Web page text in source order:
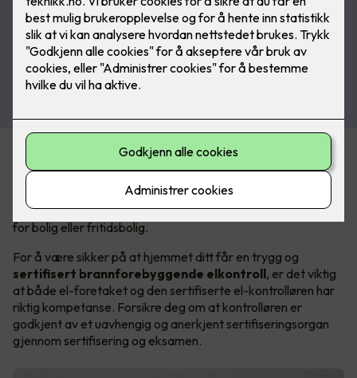
Elkontroll for å hindre boligbrann
Er det lenge siden det elektriske anlegget ditt har blitt
undersøkt? Om ja, anbefaler vi at du bestiller en elkontroll,
for bolig eller fritidsbolig.
For å være sikker på at hjemmet ditt får en trygg og
sertifisert brannforebyggende elkontroll, er det viktig
at både el-foretaket og den sertifiserte el-kontrolløren har
riktig kompetanse. Forsikre deg om at kontrolløren er
godkjent av et uavhengig og anerkjent sertifiseringsorgan
gjennom sertifisering og eksamen.